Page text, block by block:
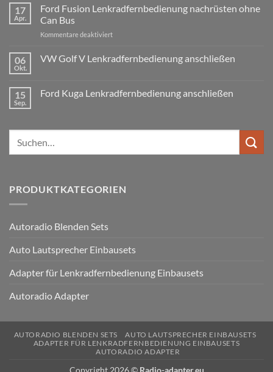
Radio
Tausch
1
DIN
DIN
Passat
was
benötigt
17
Apr.
Ford Fusion Lenkradfernbedienung nachrüsten ohne
Can Bus
Kommentare deaktiviertfür
Fusion
Lenkradfernbedienung
Can
06
Okt.
VW Golf V Lenkradfernbedienung anschließen
VW
15
Sep.
Ford Kuga Lenkradfernbedienung anschließen
Ford
Lenkradfernbedienung
anschließen
PRODUKTKATEGORIEN
Autoradio Blenden Sets
Auto Lautsprecher Einbausets
Adapter für Lenkradfernbedienung Einbausets
Autoradio Adapter
AUTORADIO BLENDEN SETS
AUTO LAUTSPRECHER EINBAUSETS
ADAPTER FÜR LENKRADFERNBEDIENUNG EINBAUSETS
AUTORADIO ADAPTER
Copyright 2026 © Radio-adapter.eu